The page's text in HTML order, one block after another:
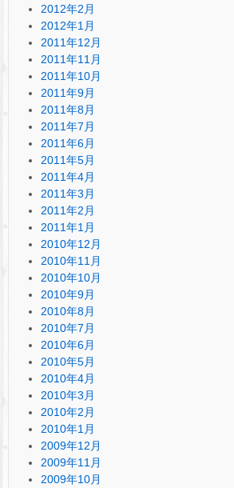
2012年2月
2012年1月
2011年12月
2011年11月
2011年10月
2011年9月
2011年8月
2011年7月
2011年6月
2011年5月
2011年4月
2011年3月
2011年2月
2011年1月
2010年12月
2010年11月
2010年10月
2010年9月
2010年8月
2010年7月
2010年6月
2010年5月
2010年4月
2010年3月
2010年2月
2010年1月
2009年12月
2009年11月
2009年10月